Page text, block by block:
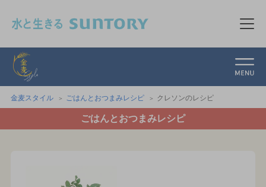
メ
金麦スタイル ごはんとおつまみレシピ クレソンのレシピ
ごはんとおつまみレシピ